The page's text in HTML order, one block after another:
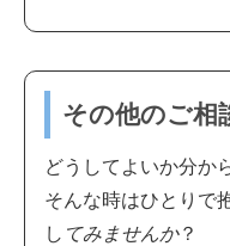
その他のご相
どうしてよいか分か
そんな時はひとりで
し てみませんか？